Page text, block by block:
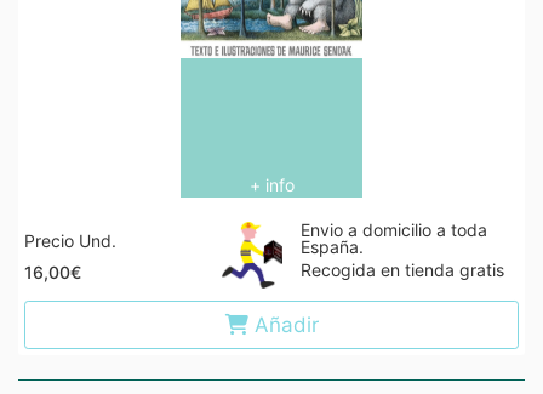
+ info
Precio Und.
16,00€
Envio a domicilio a toda
España.
Recogida en tienda gratis
Añadir